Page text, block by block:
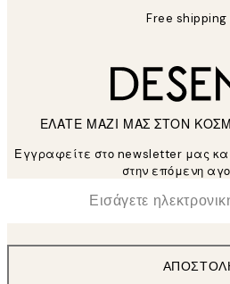
Free
ΕΛΑΤΕ ΜΑΖΙ ΜΑΣ ΣΤΟΝ
Εγγραφείτε στο newsletter μας
στην επόμενη
Ηλεκτρονική Διεύθυνση